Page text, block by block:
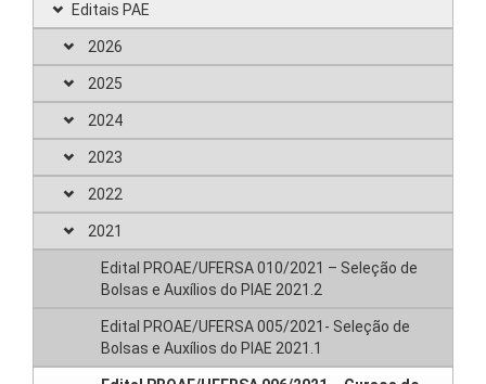
Editais PAE
2026
2025
2024
2023
2022
2021
Edital PROAE/UFERSA 010/2021 – Seleção de
Bolsas e Auxílios do PIAE 2021.2
Edital PROAE/UFERSA 005/2021- Seleção de
Bolsas e Auxílios do PIAE 2021.1